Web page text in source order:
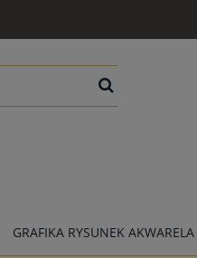
GRAFIKA RYSUNEK AKWARELA